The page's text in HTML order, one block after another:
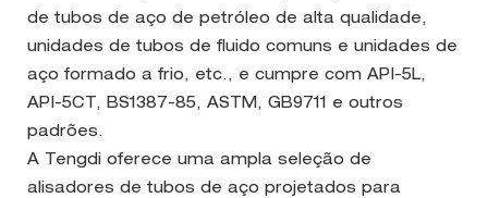
de tubos de aço de petróleo de alta qualidade,
unidades de tubos de fluido comuns e unidades de
aço formado a frio, etc., e cumpre com API-5L,
API-5CT, BS1387-85, ASTM, GB9711 e outros
padrões.
A Tengdi oferece uma ampla seleção de
alisadores de tubos de aço projetados para